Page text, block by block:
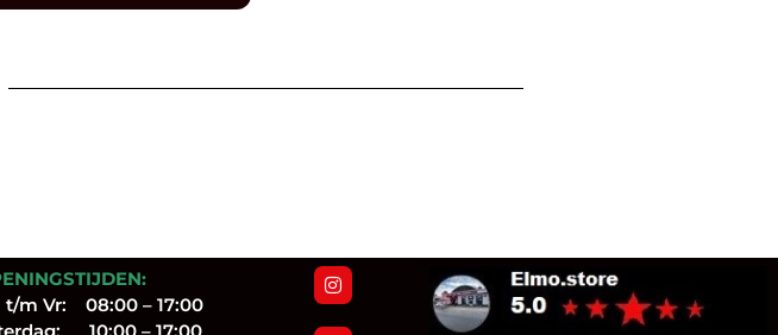
t/m Vr: 08:00 – 17:00